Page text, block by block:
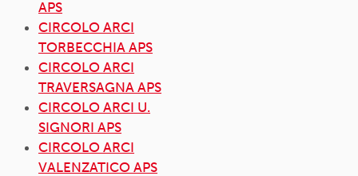
APS
CIRCOLO ARCI
TORBECCHIA APS
CIRCOLO ARCI
TRAVERSAGNA APS
CIRCOLO ARCI U.
SIGNORI APS
CIRCOLO ARCI
VALENZATICO APS